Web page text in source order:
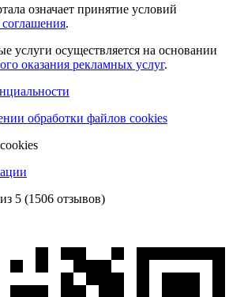
означает принятие условий
соглашения.
услуги осуществляется на основании
оказания рекламных услуг.
обработки файлов cookies
из 5 (1506 отзывов)